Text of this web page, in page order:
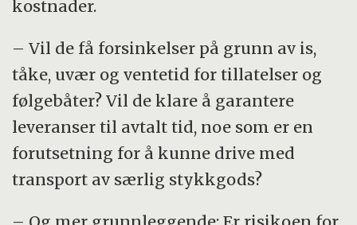
kostnader.
– Vil de få forsinkelser på grunn av is,
tåke, uvær og ventetid for tillatelser og
følgebåter? Vil de klare å garantere
leveranser til avtalt tid, noe som er en
forutsetning for å kunne drive med
transport av særlig stykkgods?